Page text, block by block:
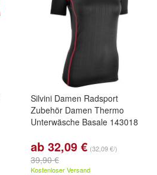
Silvini Damen Radsport
Zubehör Damen Thermo
Unterwäsche Basale 143018
ab 32,09 € (32,09 €/)
39,90 €
Kostenloser Versand